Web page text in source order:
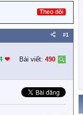
Theo dõi
#1
❤︎ Bài viết: 490